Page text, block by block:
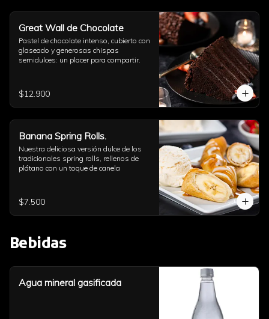
Great Wall de Chocolate
Pastel de chocolate intenso, cubierto con
glaseado y generosas chispas
semidulces: un placer para compartir.
$12.900
Banana Spring Rolls.
Nuestra deliciosa versión dulce de los
tradicionales spring rolls, rellenos de
plátano con un toque de canela
$7.500
Bebidas
Agua mineral gasificada